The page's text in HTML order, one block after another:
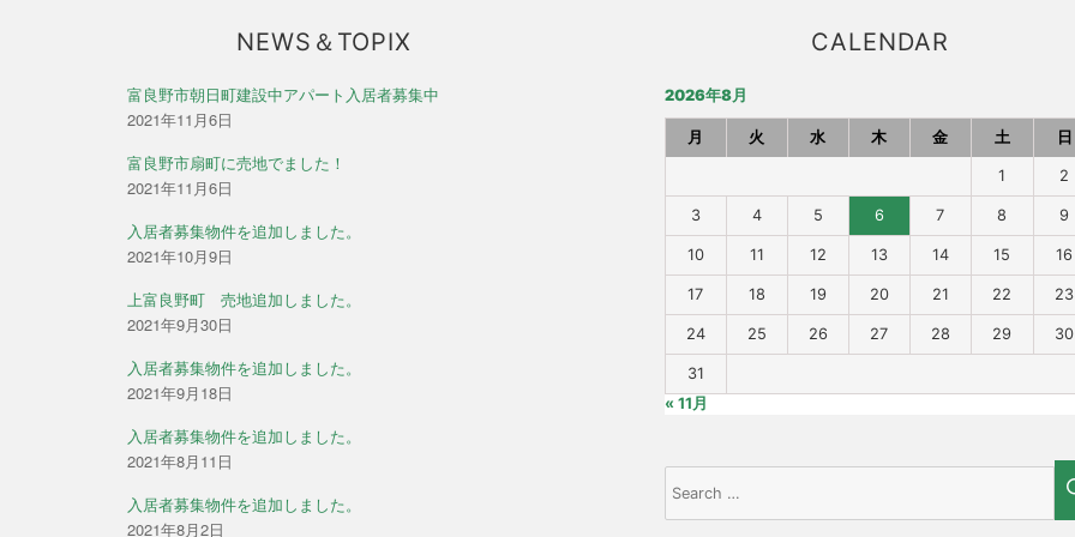
NEWS＆TOPIX
富良野市朝日町建設中アパート入居者募集中
2021年11月6日
富良野市扇町に売地でました！
2021年11月6日
入居者募集物件を追加しました。
2021年10月9日
上富良野町 売地追加しました。
2021年9月30日
入居者募集物件を追加しました。
2021年9月18日
入居者募集物件を追加しました。
2021年8月11日
入居者募集物件を追加しました。
2021年8月2日
CALENDAR
2026年8月
月 火 水 木 金 土 日
1 2
3 4 5 6 7 8 9
10 11 12 13 14 15 16
17 18 19 20 21 22 23
24 25 26 27 28 29 30
31
« 11月
Search
for: